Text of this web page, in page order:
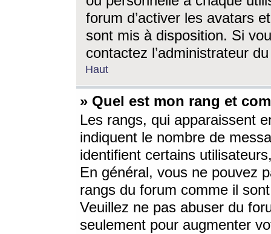
forum d’activer les avatars
sont mis à disposition. Si
contactez l’administrateur
Haut
» Quel est mon rang et
Les rangs, qui apparaissent
indiquent le nombre de
identifient certains
En général, vous ne pouvez
rangs du forum comme il
Veuillez ne pas abuser du
seulement pour augmenter